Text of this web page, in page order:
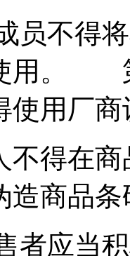
员不得
用。
使用厂
不得在
造商品
者应当